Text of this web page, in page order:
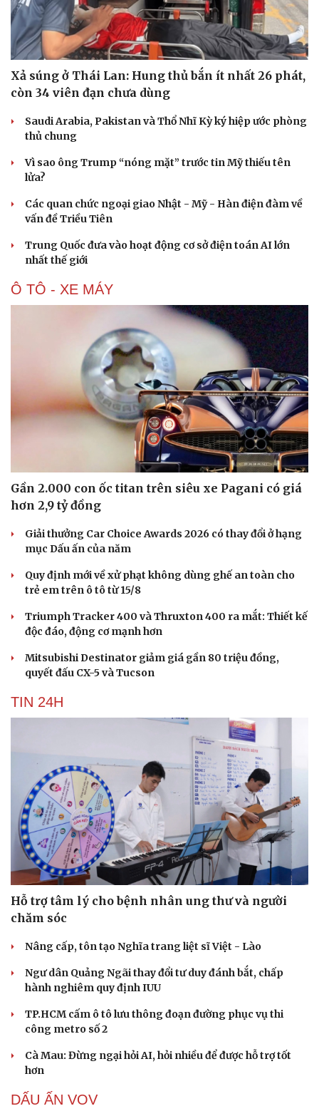
Cải chính
Xả súng ở Thái Lan: Hung thủ bắn ít nhất 26 phát,
còn 34 viên đạn chưa dùng
Saudi Arabia, Pakistan và Thổ Nhĩ Kỳ ký hiệp ước phòng
thủ chung
Vì sao ông Trump “nóng mặt” trước tin Mỹ thiếu tên
lửa?
Các quan chức ngoại giao Nhật - Mỹ - Hàn điện đàm về
vấn đề Triều Tiên
Trung Quốc đưa vào hoạt động cơ sở điện toán AI lớn
nhất thế giới
Ô TÔ - XE MÁY
Gần 2.000 con ốc titan trên siêu xe Pagani có giá
hơn 2,9 tỷ đồng
Giải thưởng Car Choice Awards 2026 có thay đổi ở hạng
mục Dấu ấn của năm
Quy định mới về xử phạt không dùng ghế an toàn cho
trẻ em trên ô tô từ 15/8
Triumph Tracker 400 và Thruxton 400 ra mắt: Thiết kế
độc đáo, động cơ mạnh hơn
Mitsubishi Destinator giảm giá gần 80 triệu đồng,
quyết đấu CX-5 và Tucson
TIN 24H
Hỗ trợ tâm lý cho bệnh nhân ung thư và người
chăm sóc
Nâng cấp, tôn tạo Nghĩa trang liệt sĩ Việt - Lào
Ngư dân Quảng Ngãi thay đổi tư duy đánh bắt, chấp
hành nghiêm quy định IUU
TP.HCM cấm ô tô lưu thông đoạn đường phục vụ thi
công metro số 2
Cà Mau: Đừng ngại hỏi AI, hỏi nhiều để được hỗ trợ tốt
hơn
DẤU ẤN VOV